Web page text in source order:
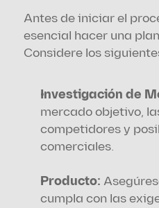
Antes de iniciar el
esencial hacer una
Considere los
Investigación de
mercado objetivo,
competidores y
comerciales.
Producto:
cumpla con las